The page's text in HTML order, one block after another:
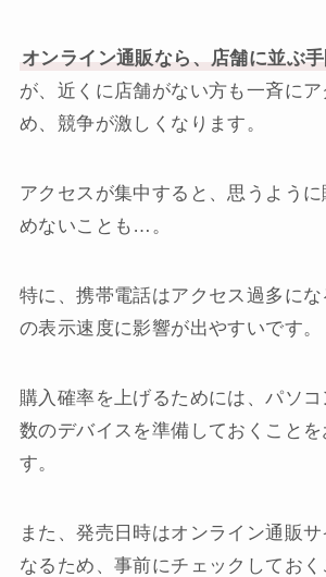
オンライン通販なら、店舗に並ぶ
が、近くに店舗がない方も一斉に
め、競争が激しくなります。
アクセスが集中すると、思うよう
めないことも…。
特に、携帯電話はアクセス過多に
の表示速度に影響が出やすいです。
購入確率を上げるためには、パソ
数のデバイスを準備しておくことを
す。
また、発売日時はオンライン通販
なるため、事前にチェックしてお